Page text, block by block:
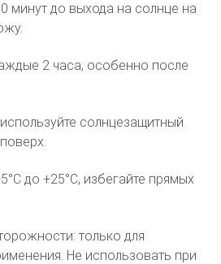
минут до выхода на солнце на
2 часа, особенно после
солнцезащитный
поверх.
до +25°C, избегайте прямых
только для
Не использовать при